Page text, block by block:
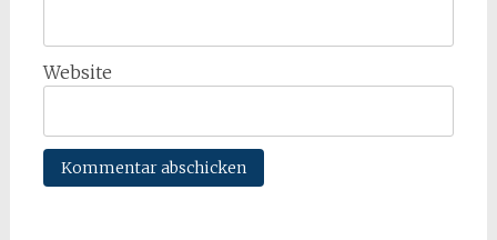
Website